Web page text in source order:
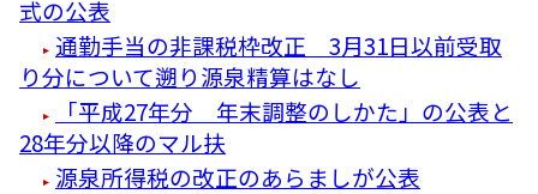
式の公表
通勤手当の非課税枠改正 3月31日以前受取
り分について遡り源泉精算はなし
「平成27年分 年末調整のしかた」の公表と
28年分以降のマル扶
源泉所得税の改正のあらましが公表